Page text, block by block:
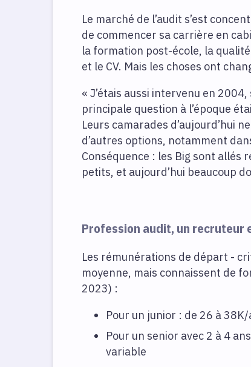
Le marché de l’audit s’est
de commencer sa carrière en
la formation post-école, la
et le CV. Mais les choses ont
« J’étais aussi intervenu en
principale question à l’époque
Leurs camarades d’aujourd’hui
d’autres options, notamment
Conséquence : les Big sont allés
petits, et aujourd’hui beaucoup
Profession audit, un recruteur
Les rémunérations de départ -
moyenne, mais connaissent de
2023) :
Pour un junior : de 26 à
Pour un senior avec 2 à 4
variable